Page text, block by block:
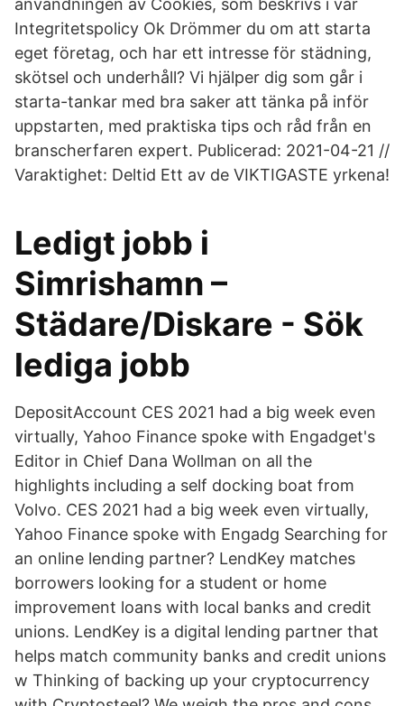
användningen av Cookies, som beskrivs i vår
Integritetspolicy Ok Drömmer du om att starta
eget företag, och har ett intresse för städning,
skötsel och underhåll? Vi hjälper dig som går i
starta-tankar med bra saker att tänka på inför
uppstarten, med praktiska tips och råd från en
branscherfaren expert. Publicerad: 2021-04-21 //
Varaktighet: Deltid Ett av de VIKTIGASTE yrkena!
Ledigt jobb i
Simrishamn –
Städare/Diskare - Sök
lediga jobb
DepositAccount CES 2021 had a big week even
virtually, Yahoo Finance spoke with Engadget's
Editor in Chief Dana Wollman on all the
highlights including a self docking boat from
Volvo. CES 2021 had a big week even virtually,
Yahoo Finance spoke with Engadg Searching for
an online lending partner? LendKey matches
borrowers looking for a student or home
improvement loans with local banks and credit
unions. LendKey is a digital lending partner that
helps match community banks and credit unions
w Thinking of backing up your cryptocurrency